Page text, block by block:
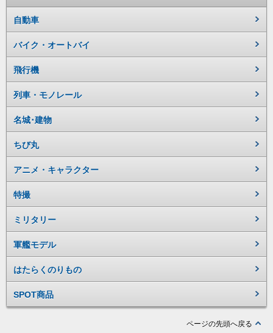
自動車
バイク・オートバイ
飛行機
列車・モノレール
名城･建物
ちび丸
アニメ・キャラクター
特撮
ミリタリー
軍艦モデル
はたらくのりもの
SPOT商品
ページの先頭へ戻る